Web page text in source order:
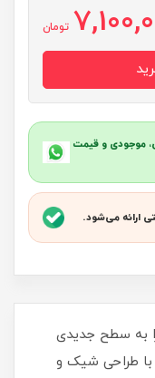
تومان
موجودی و قیمت
ارائه می‌شود.
به سطح جدیدی
با طراحی شیک و